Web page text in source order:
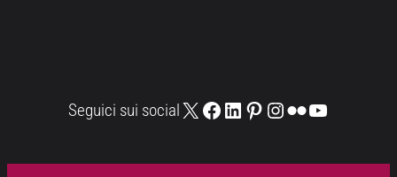
Seguici sui socialX Facebook
LinkedIn
Pinterest
Instagram
FlickrYouTube